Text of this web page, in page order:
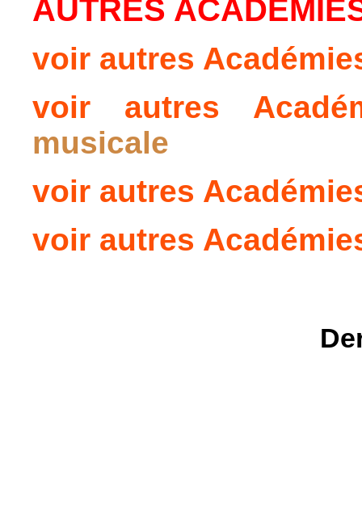
AUTRES
voir autres
voir autres
musicale
voir autres
voir autres